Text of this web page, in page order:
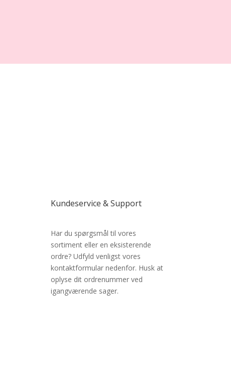
Kundeservice & Support
Har du spørgsmål til vores
sortiment eller en eksisterende
ordre? Udfyld venligst vores
kontaktformular nedenfor. Husk at
oplyse dit ordrenummer ved
igangværende sager.